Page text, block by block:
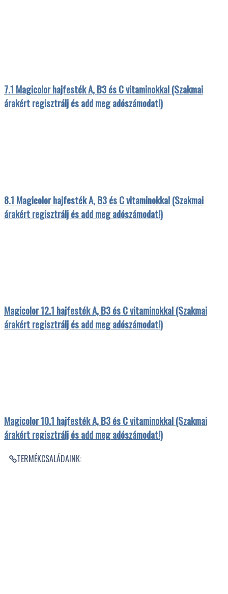
7.1 Magicolor hajfesték A, B3 és C vitaminokkal (Szakmai
árakért regisztrálj és add meg adószámodat!)
8.1 Magicolor hajfesték A, B3 és C vitaminokkal (Szakmai
árakért regisztrálj és add meg adószámodat!)
Magicolor 12.1 hajfesték A, B3 és C vitaminokkal (Szakmai
árakért regisztrálj és add meg adószámodat!)
Magicolor 10.1 hajfesték A, B3 és C vitaminokkal (Szakmai
árakért regisztrálj és add meg adószámodat!)
TERMÉKCSALÁDAINK: